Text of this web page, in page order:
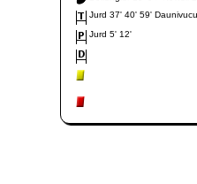
Jurd 37' 40' 59'
Jurd 5' 12'